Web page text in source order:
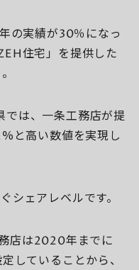
の実績が30％になっ
住宅」を提供した
では、一条工務店が提
と高い数値を実現し
シェアレベルです。
店は2020年までに
していることから、